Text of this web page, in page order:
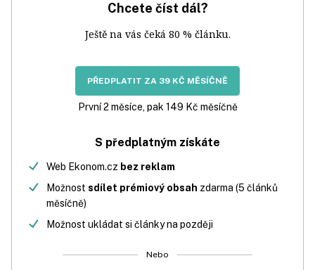
Chcete číst dál?
Ještě na vás čeká 80 % článku.
PŘEDPLATIT ZA 39 KČ MĚSÍČNĚ
První 2 měsíce, pak 149 Kč měsíčně
S předplatným získáte
Web Ekonom.cz bez reklam
Možnost sdílet prémiový obsah zdarma (5 článků
měsíčně)
Možnost ukládat si články na později
Nebo